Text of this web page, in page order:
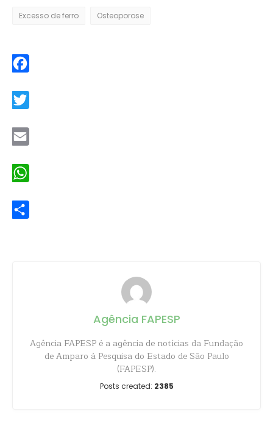
Excesso de ferro Osteoporose
Agência FAPESP
Agência FAPESP é a agência de notícias da Fundação
de Amparo à Pesquisa do Estado de São Paulo
(FAPESP).
Posts created: 2385